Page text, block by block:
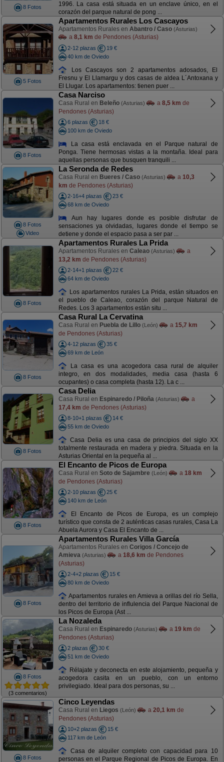
8 Fotos
1996. La casa está situada en un enclave único, en el
corazón del parque natural de pong ...
5 Fotos
Apartamentos Rurales Los Cascayos
Apartamentos Rurales en Abantro / Caso (Asturias)
a 8,1 km de Pendones (Asturias)
2-12 plazas
19 €
40 km de Oviedo
Los Cascayos son 2 apartamentos adosados, El
Fresnu y El Llamargu y dos casas de aldea L´Antoxana y
El Llugar. Los apartamentos: tienen puer ...
8 Fotos
Casa Narciso
Casa Rural en Beleño (Asturias) a 8,5 km de
Pendones (Asturias)
6 plazas
18 €
100 km de Oviedo
La casa está enclavada en el Parque natural de
Ponga. Tiene hermosas vistas a la montaña. Ideal para
aquellas personas que busquen tranquili ...
8 Fotos
Video
La Seronda de Redes
Casa Rural en Bueres / Caso (Asturias) a 10,3
km de Pendones (Asturias)
2-16+4 plazas
23 €
68 km de Oviedo
Aun hay lugares donde es posible disfrutar de
sensaciones ya olvidadas, lugares donde el tiempo se
detiene y donde el espacio pasa a ser par ...
8 Fotos
Apartamentos Rurales La Prida
Apartamentos Rurales en Caleao (Asturias)
a
13,2 km de Pendones (Asturias)
2-14+1 plazas
22 €
64 km de Oviedo
Los apartamentos rurales La Prida, están situados en
el pueblo de Caleao, corazón del parque Natural de
Redes. Los 3 apartamentos están situ ...
8 Fotos
Casa Rural La Cervatina
Casa Rural en Puebla de Lillo (León) a 15,7 km
de Pendones (Asturias)
4-12 plazas
35 €
69 km de León
La casa es una acogedora casa rural de alquiler
integro, en dos modalidades, media casa (hasta 6
ocupantes) o casa completa (hasta 12). La c ...
8 Fotos
Casa Delia
Casa Rural en Espinaredo / Piloña (Asturias)
a
17,4 km de Pendones (Asturias)
8-10+1 plazas
14 €
55 km de Oviedo
Casa Delia es una casa de principios del siglo XX
totalmente restaurada en madera y piedra. Situada en la
Asturias Oriental en la pequeña al ...
8 Fotos
El Encanto de Picos de Europa
Casa Rural en Soto de Sajambre (León) a 18 km
de Pendones (Asturias)
2-10 plazas
25 €
140 km de León
El Encanto de Picos de Europa, es un complejo
turístico que consta de 2 auténticas casas rurales, Casa La
Abuela Aurora y Casa El Encanto de ...
8 Fotos
Apartamentos Rurales Villa García
Apartamentos Rurales en Corigos / Concejo de
Amieva (Asturias) a 18,6 km de Pendones
(Asturias)
2-4+2 plazas
15 €
80 km de Oviedo
Apartamentos rurales en Amieva a orillas del río Sella,
dentro del territorio de influlencia del Parque Nacional de
los Picos de Europa (Ast ...
8 Fotos
(3 comentarios)
La Nozaleda
Casa Rural en Espinaredo (Asturias) a 19 km de
Pendones (Asturias)
2 plazas
30 €
51 km de Oviedo
Rélajate y deconecta en este alojamiento, pequeña y
acogedora casita en un pueblo, con un entorno
privilegiado. Ideal para dos personas, su ...
8 Fotos
Cinco Leyendas
Casa Rural en Liegos (León) a 20,1 km de
Pendones (Asturias)
10+2 plazas
15 €
117 km de León
Casa de alquiler completo con capacidad para 10
personas en el Parque Regional de Picos de Europa. En